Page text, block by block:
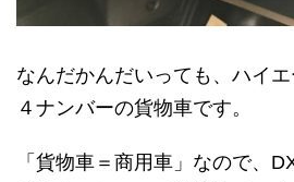
なんだかんだいっても、ハイ
４ナンバーの貨物車です。
「貨物車＝商用車」なので、